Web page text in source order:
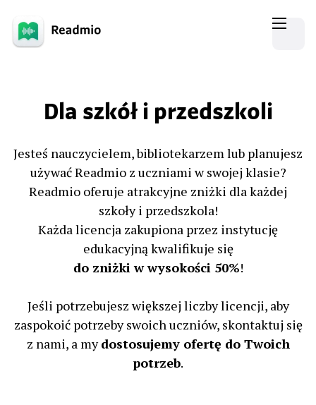
Dla szkół i przedszkoli
Jesteś nauczycielem, bibliotekarzem lub planujesz
używać Readmio z uczniami w swojej klasie?
Readmio oferuje atrakcyjne zniżki dla każdej
szkoły i przedszkola!
Każda licencja zakupiona przez instytucję
edukacyjną kwalifikuje się
do zniżki w wysokości 50%!
Jeśli potrzebujesz większej liczby licencji, aby
zaspokoić potrzeby swoich uczniów, skontaktuj się
z nami, a mydostosujemy ofertę do Twoich
potrzeb.